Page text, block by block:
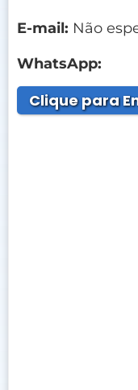
E-mail: Não
WhatsApp:
Clique para